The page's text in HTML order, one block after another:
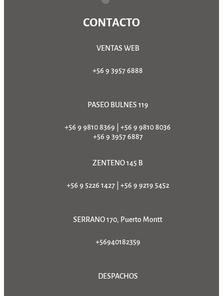
CONTACTO
VENTAS WEB
+56 9 3957 6888
PASEO BULNES 119
+56 9 9810 8369
+56 9 9810 8036
+56 9 3957 6887
ZENTENO 145 B
+56 9 5226 1427| +56 9 9219 5452
SERRANO 170, Puerto Montt
+56940182359
DESPACHOS